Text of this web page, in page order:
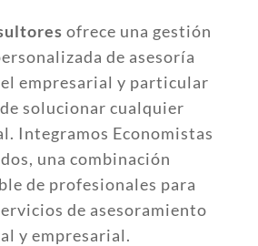
ofrece una gestión
de asesoría
empresarial y particular
solucionar cualquier
Integramos Economistas
una combinación
de profesionales para
de asesoramiento
y empresarial.